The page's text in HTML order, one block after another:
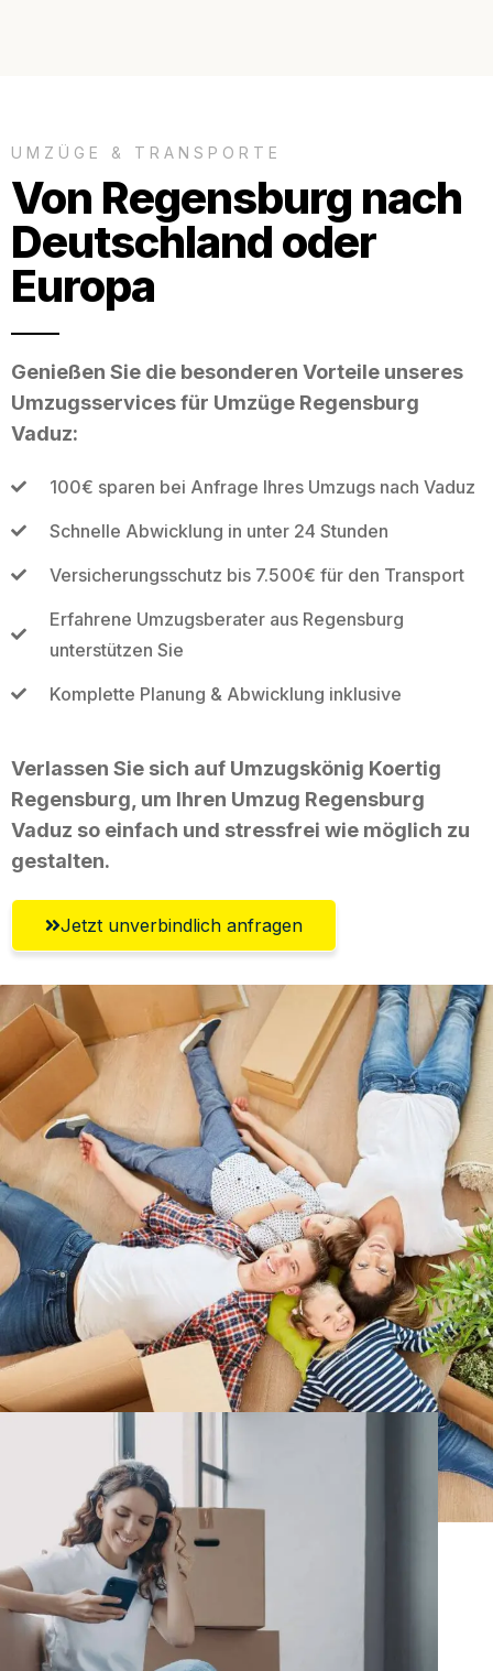
UMZÜGE & TRANSPORTE
Von Regensburg nach
Deutschland oder
Europa
Genießen Sie die besonderen Vorteile unseres
Umzugsservices für Umzüge Regensburg
Vaduz:
100€ sparen bei Anfrage Ihres Umzugs nach Vaduz
Schnelle Abwicklung in unter 24 Stunden
Versicherungsschutz bis 7.500€ für den Transport
Erfahrene Umzugsberater aus Regensburg
unterstützen Sie
Komplette Planung & Abwicklung inklusive
Verlassen Sie sich auf Umzugskönig Koertig
Regensburg, um Ihren Umzug Regensburg
Vaduz so einfach und stressfrei wie möglich zu
gestalten.
Jetzt unverbindlich anfragen